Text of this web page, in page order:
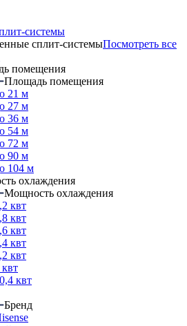
системы
сплит-системыПосмотреть все
помещения
Площадь помещения
21 м
27 м
36 м
54 м
72 м
90 м
104 м
охлаждения
Мощность охлаждения
квт
квт
квт
квт
квт
квт
Бренд